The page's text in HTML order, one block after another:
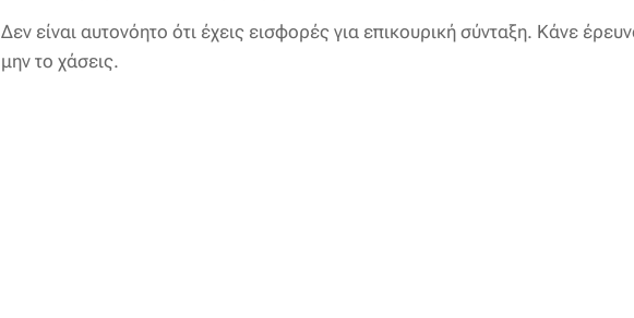
Δεν είναι αυτονόητο ότι έχεις εισφορές για επικουρική σύνταξη. Κάνε
μην το χάσεις.